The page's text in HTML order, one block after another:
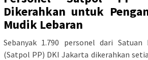
Dikerahkan untuk
Mudik Lebaran
Sebanyak 1.790 personel dari
(Satpol PP) DKI Jakarta dikerahkan